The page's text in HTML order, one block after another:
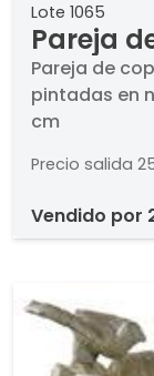
Lote 1065
Pareja
hierro
negro
Pareja de
pintadas en
cm
Precio salida
vendido por